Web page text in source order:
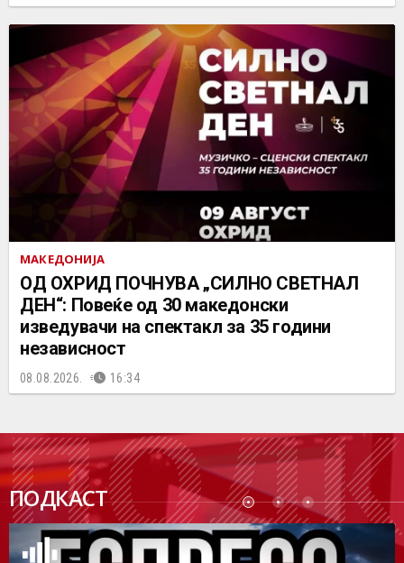
МАКЕДОНИЈА
ОД ОХРИД ПОЧНУВА „СИЛНО СВЕТНАЛ
ДЕН“: Повеќе од 30 македонски
изведувачи на спектакл за 35 години
независност
08.08.2026. 16:34
ПОДКАСТ
ПОДК